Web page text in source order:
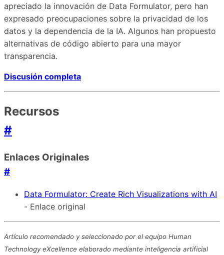
apreciado la innovación de Data Formulator, pero han
expresado preocupaciones sobre la privacidad de los
datos y la dependencia de la IA. Algunos han propuesto
alternativas de código abierto para una mayor
transparencia.
Discusión completa
Recursos
#
Enlaces Originales
#
Data Formulator: Create Rich Visualizations with AI
- Enlace original
Artículo recomendado y seleccionado por el equipo Human
Technology eXcellence elaborado mediante inteligencia artificial